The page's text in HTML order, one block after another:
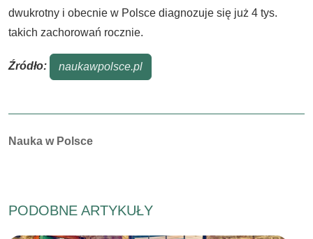
dwukrotny i obecnie w Polsce diagnozuje się już 4 tys.
takich zachorowań rocznie.
Źródło: naukawpolsce.pl
Autorzy:
Nauka w Polsce
PODOBNE ARTYKUŁY